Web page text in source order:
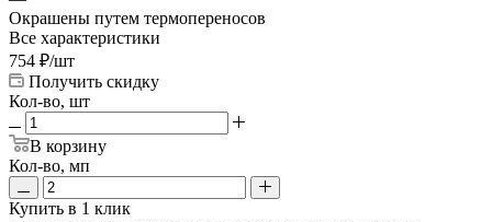
Окрашены путем термопереносов
Все характеристики
754 ₽/шт
Получить скидку
Кол-во, шт
В корзину
Кол-во, мп
Купить в 1 клик